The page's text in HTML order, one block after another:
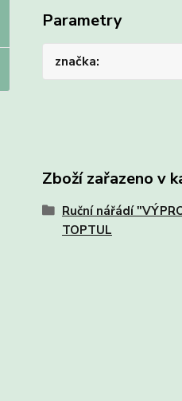
Parametry
značka
Zboží zařazeno v
Ruční nářádí
TOPTUL